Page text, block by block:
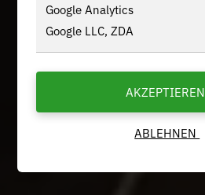
Google Analytics
Google LLC, ZDA
ABLEHNEN
AKZEPTIEREN